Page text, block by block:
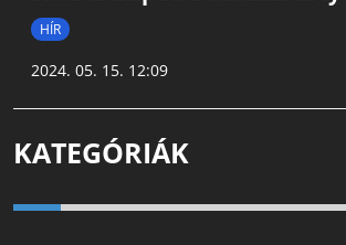
HÍR
2024. 05. 15. 12:09
KATEGÓRIÁK